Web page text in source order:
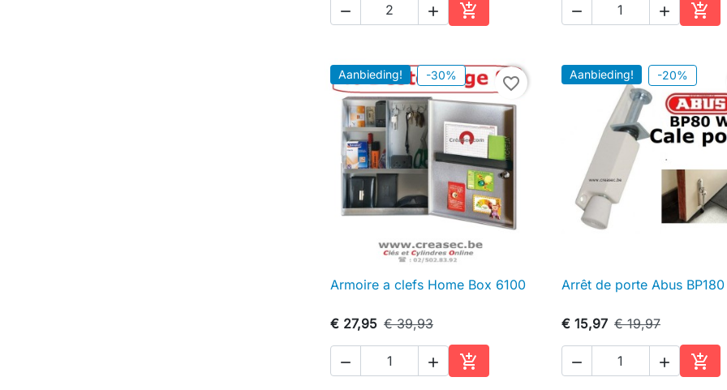
  
In winkelwagen
  
In
Aanbieding! -30% favorite_border
 Snel bekijken
Armoire a clefs Home Box 6100
€ 27,95 € 39,93
  
In winkelwagen
Aanbieding! -20%
 Snel bekijken
Arrêt de porte Abus BP180
€ 15,97 € 19,97
  
In